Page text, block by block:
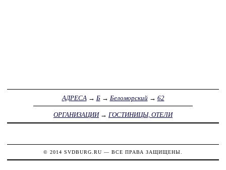
АДРЕСА → Б→ Беломорский→ 62
ОРГАНИЗАЦИИ→ ГОСТИНИЦЫ, ОТЕЛИ
© 2014 SVDBURG.RU — ВСЕ ПРАВА ЗАЩИЩЕНЫ.